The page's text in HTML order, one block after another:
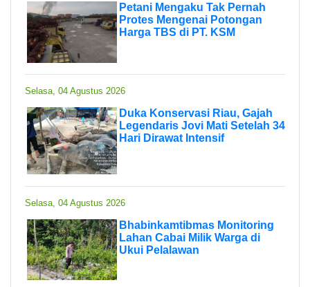
Petani Mengaku Tak Pernah
Protes Mengenai Potongan
Harga TBS di PT. KSM
Selasa, 04 Agustus 2026
Duka Konservasi Riau, Gajah
Legendaris Jovi Mati Setelah 34
Hari Dirawat Intensif
Selasa, 04 Agustus 2026
Bhabinkamtibmas Monitoring
Lahan Cabai Milik Warga di
Ukui Pelalawan